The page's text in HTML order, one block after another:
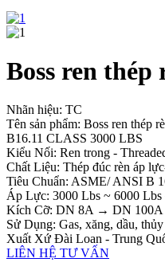
Boss ren thép
Nhãn hiệu: TC
Tên sản phẩm: Boss ren
B16.11 CLASS 3000 LBS
Kiểu Nối: Ren trong -
Chất Liệu: Thép đúc rèn áp
Tiêu Chuẩn: ASME/ ANSI B
Áp Lực: 3000 Lbs ~ 6000 Lbs
Kích Cỡ: DN 8A → DN
Sử Dụng: Gas, xăng, dầu,
Xuất Xứ Đài Loan - Trung
LIÊN HỆ TƯ VẤN